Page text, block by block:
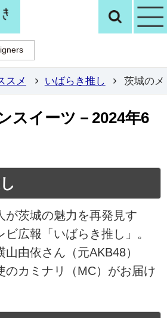
観光いばらき検
スメ いばらき推し 茨城のメ
スイーツ－2024年6
が茨城の魅力を再発見す
広報「いばらき推し」。
由依さん（元AKB48）
のカミナリ（MC）がお届け